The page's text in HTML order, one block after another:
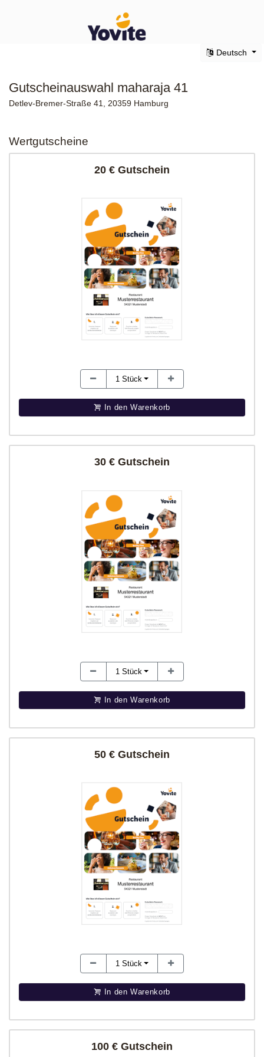
Deutsch
Gutscheinauswahl maharaja 41
Detlev-Bremer-Straße 41, 20359 Hamburg
Wertgutscheine
20 € Gutschein
1 Stück
In den Warenkorb
30 € Gutschein
1 Stück
In den Warenkorb
50 € Gutschein
1 Stück
In den Warenkorb
100 € Gutschein